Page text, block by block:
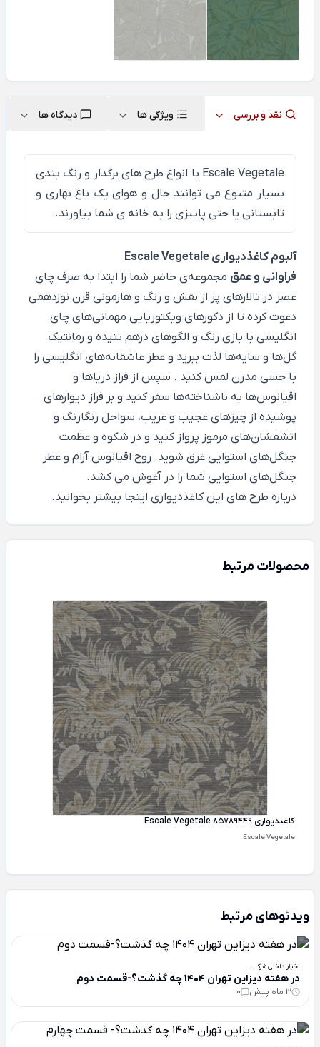
نقد و بررسی ویژگی ها دیدگاه ها
Escale Vegetale با انواع طرح های برگدار و رنگ بندی
بسیار متنوع می توانند حال و هوای یک باغ بهاری و
تابستانی یا حتی پاییزی را به خانه ی شما بیاورند.
آلبوم کاغذدیواری Escale Vegetale
فراوانی و عمق مجموعه‌ی حاضر شما را ابتدا به صرف چای
عصر در تالارهای پر از نقش و رنگ و هارمونی قرن نوزدهمی
دعوت کرده تا از دکورهای ویکتوریایی مهمانی‌های چای
انگلیسی با بازی رنگ و الگوهای درهم تنیده و رمانتیک
گل‌ها و سایه‌ها لذت ببرید و عطر عاشقانه‌های انگلیسی را
با حسی مدرن لمس کنید . سپس از فراز دریاها و
اقیانوس‌ها به ناشناخته‌ها سفر کنید و بر فراز دیوارهای
پوشیده از چیزهای عجیب و غریب، سواحل رنگارنگ و
اتشفشان‌های مرموز پرواز کنید و در شکوه و عظمت
جنگل‌های استوایی غرق شوید. روح اقیانوس آرام و عطر
جنگل‌های استوایی شما را در آغوش می کشد.
درباره طرح های این کاغذدیواری اینجا بیشتر بخوانید.
محصولات مرتبط
کاغذ‌دیواری Escale Vegetale 85789449
Escale Vegetale
ویدئوهای مرتبط
اخبار داخلی شرکت
در هفته دیزاین تهران 1404 چه گذشت؟-قسمت دوم
3 ماه پیش 0